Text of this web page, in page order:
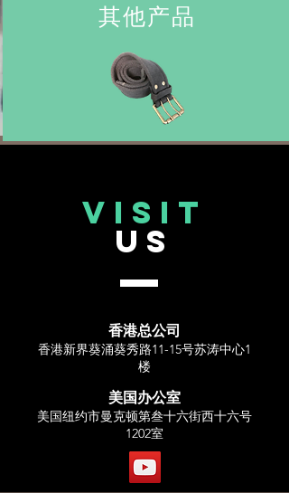
其他产品
VISIT
US
香港总公司
香港新界葵涌葵秀路11-15号苏涛中心1
楼
美国办公室
美国纽约市曼克顿第叁十六街西十六号
1202室